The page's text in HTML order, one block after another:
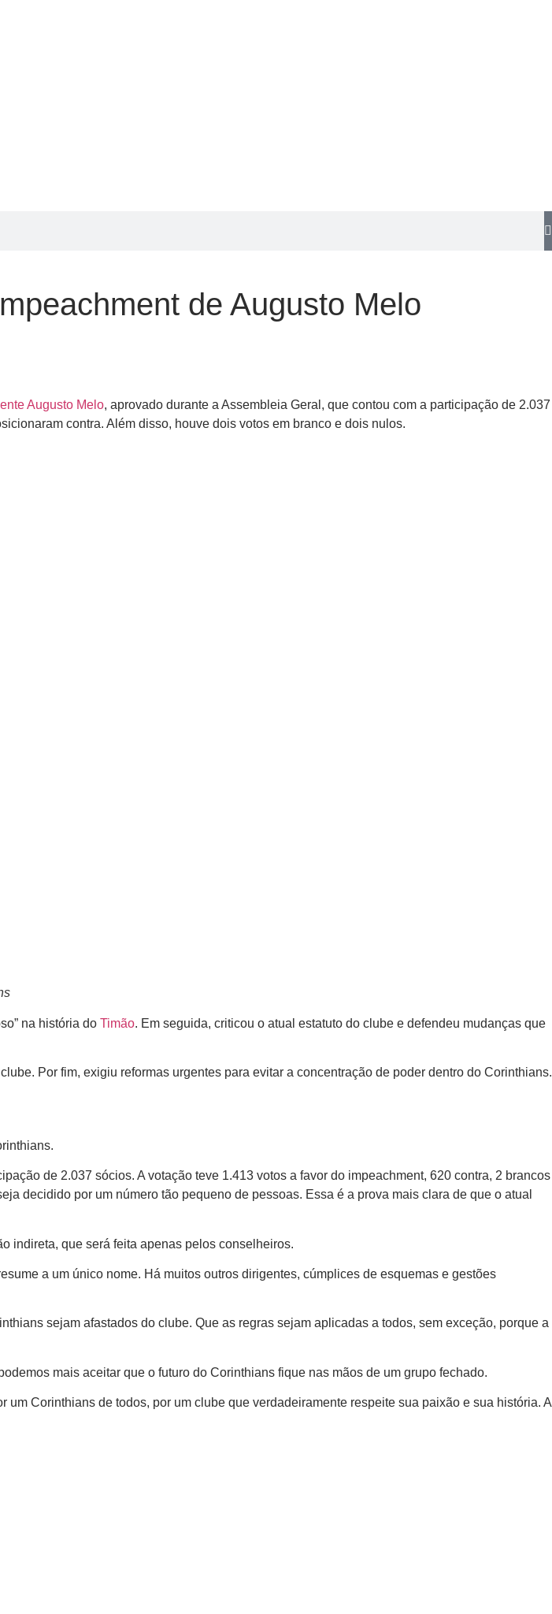
de Augusto Melo
Augusto Melo, aprovado durante a Assembleia Geral, que contou com a participação de 2.037
contra. Além disso, houve dois votos em branco e dois nulos.
na história do Timão. Em seguida, criticou o atual estatuto do clube e defendeu mudanças que
Por fim, exigiu reformas urgentes para evitar a concentração de poder dentro do Corinthians.
de 2.037 sócios. A votação teve 1.413 votos a favor do impeachment, 620 contra, 2 brancos
decidido por um número tão pequeno de pessoas. Essa é a prova mais clara de que o atual
indireta, que será feita apenas pelos conselheiros.
a um único nome. Há muitos outros dirigentes, cúmplices de esquemas e gestões
sejam afastados do clube. Que as regras sejam aplicadas a todos, sem exceção, porque a
mais aceitar que o futuro do Corinthians fique nas mãos de um grupo fechado.
Corinthians de todos, por um clube que verdadeiramente respeite sua paixão e sua história. A